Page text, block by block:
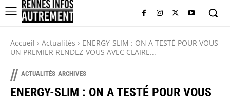
Accueil Actualités
ENERGY-SLIM : ON A TESTÉ POUR VOUS
UN PREMIER RENDEZ-VOUS AVEC CLAIRE...
// ACTUALITÉS ARCHIVES
ENERGY-SLIM : ON A TESTÉ POUR VOUS